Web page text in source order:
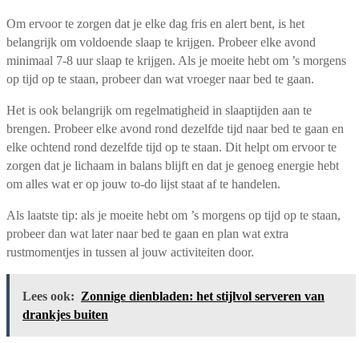
Om ervoor te zorgen dat je elke dag fris en alert bent, is het
belangrijk om voldoende slaap te krijgen. Probeer elke avond
minimaal 7-8 uur slaap te krijgen. Als je moeite hebt om ’s morgens
op tijd op te staan, probeer dan wat vroeger naar bed te gaan.
Het is ook belangrijk om regelmatigheid in slaaptijden aan te
brengen. Probeer elke avond rond dezelfde tijd naar bed te gaan en
elke ochtend rond dezelfde tijd op te staan. Dit helpt om ervoor te
zorgen dat je lichaam in balans blijft en dat je genoeg energie hebt
om alles wat er op jouw to-do lijst staat af te handelen.
Als laatste tip: als je moeite hebt om ’s morgens op tijd op te staan,
probeer dan wat later naar bed te gaan en plan wat extra
rustmomentjes in tussen al jouw activiteiten door.
Lees ook: Zonnige dienbladen: het stijlvol serveren van
drankjes buiten